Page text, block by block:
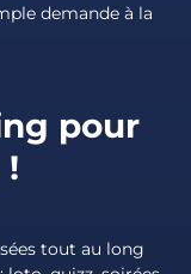
demande à la
pour
tout au long